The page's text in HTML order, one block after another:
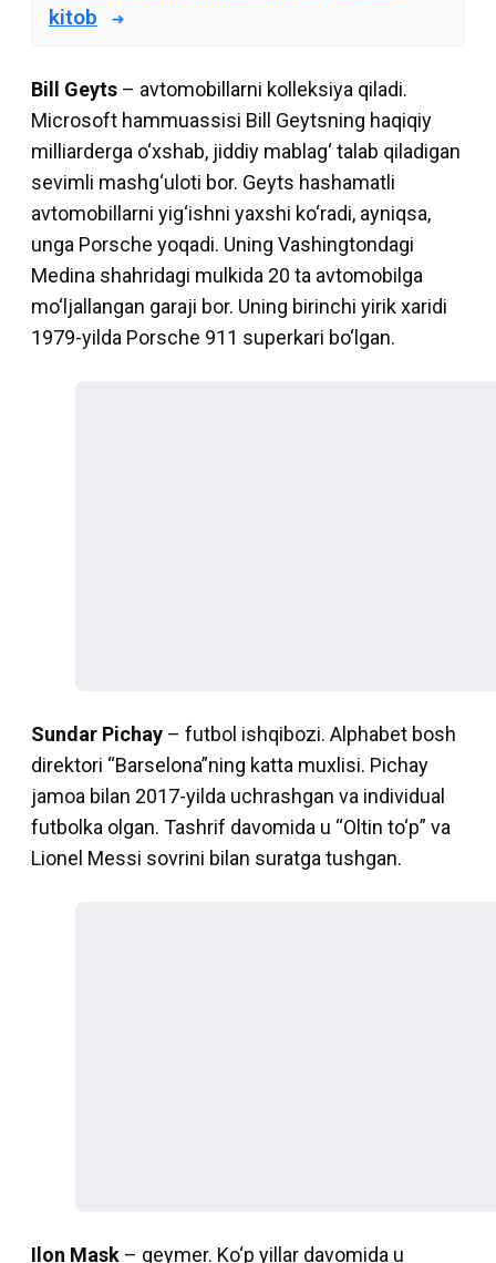
kitob
Bill Geyts – avtomobillarni kolleksiya qiladi.
Microsoft hammuassisi Bill Geytsning haqiqiy
milliarderga o‘xshab, jiddiy mablag‘ talab qiladigan
sevimli mashg‘uloti bor. Geyts hashamatli
avtomobillarni yig‘ishni yaxshi ko‘radi, ayniqsa,
unga Porsche yoqadi. Uning Vashingtondagi
Medina shahridagi mulkida 20 ta avtomobilga
mo‘ljallangan garaji bor. Uning birinchi yirik xaridi
1979-yilda Porsche 911 superkari bo‘lgan.
Sundar Pichay – futbol ishqibozi. Alphabet bosh
direktori “Barselona”ning katta muxlisi. Pichay
jamoa bilan 2017-yilda uchrashgan va individual
futbolka olgan. Tashrif davomida u “Oltin to‘p” va
Lionel Messi sovrini bilan suratga tushgan.
Ilon Mask – geymer. Ko‘p yillar davomida u